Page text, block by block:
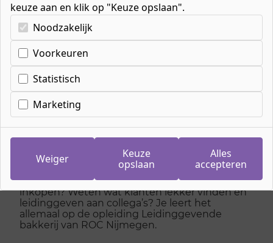
Home»Mbo-opleidingen
Bakkerij»Leidinggevende bakkerij
Leidinggevende
bakkerij
Alles over het bakken en maken van brood en
banket? Nieuwe ideeën bedenken voor het
assortiment in de bakkerij en producten
inkopen? Weten wat klanten lekker vinden en
leidinggeven aan collega’s? Je leert het
allemaal op de opleiding Leidinggevende
bakkerij van ROC Nijmegen.
keuze aan en klik op "Keuze opslaan".
Kies uw cookie-voorkeuren
Noodzakelijk
Voorkeuren
Statistisch
Marketing
Weiger
Keuze
opslaan
Alles
accepteren